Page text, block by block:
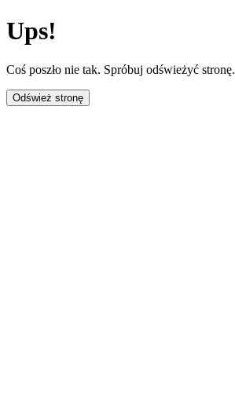
Ups!
Coś poszło nie tak. Spróbuj odświeżyć stronę.
Odśwież stronę